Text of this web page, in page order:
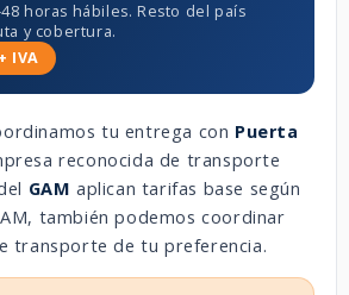
horas hábiles. Resto del país
y cobertura.
IVA
tu entrega con Puerta
reconocida de transporte
GAM aplican tarifas base según
también podemos coordinar
transporte de tu preferencia.